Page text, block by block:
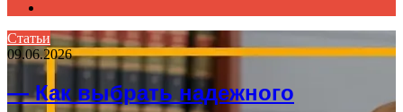
Статьи
09.06.2026
— Как выбрать надежного